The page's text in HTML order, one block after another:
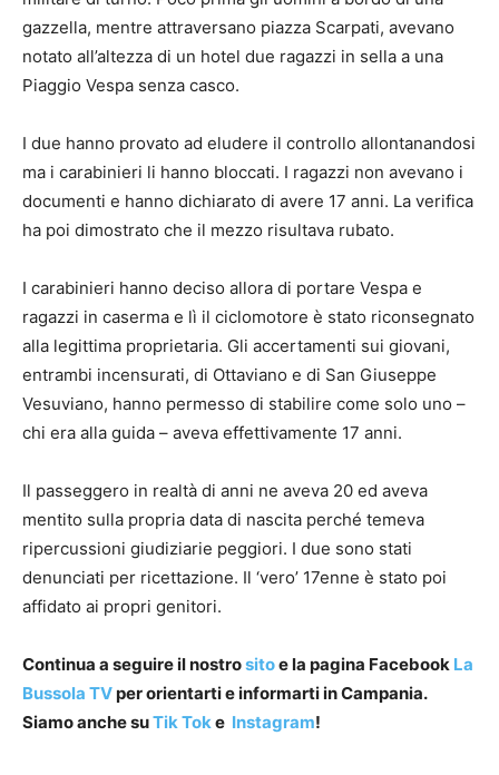
gazzella, mentre attraversano piazza Scarpati, avevano
notato all’altezza di un hotel due ragazzi in sella a una
Piaggio Vespa senza casco.
I due hanno provato ad eludere il controllo allontanandosi
ma i carabinieri li hanno bloccati. I ragazzi non avevano i
documenti e hanno dichiarato di avere 17 anni. La verifica
ha poi dimostrato che il mezzo risultava rubato.
I carabinieri hanno deciso allora di portare Vespa e
ragazzi in caserma e lì il ciclomotore è stato riconsegnato
alla legittima proprietaria. Gli accertamenti sui giovani,
entrambi incensurati, di Ottaviano e di San Giuseppe
Vesuviano, hanno permesso di stabilire come solo uno –
chi era alla guida – aveva effettivamente 17 anni.
Il passeggero in realtà di anni ne aveva 20 ed aveva
mentito sulla propria data di nascita perché temeva
ripercussioni giudiziarie peggiori. I due sono stati
denunciati per ricettazione. Il ‘vero’ 17enne è stato poi
affidato ai propri genitori.
Continua a seguire il nostrositoe la pagina Facebook La
Bussola TVper orientarti e informarti in Campania.
Siamo anche suTik Toke Instagram!